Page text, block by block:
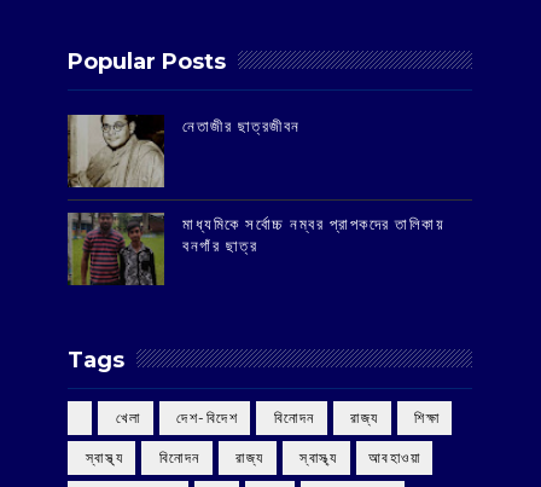
Popular Posts
‌নেতাজীর ছাত্রজীবন
মাধ্যমিকে সর্বোচ্চ নম্বর প্রাপকদের তালিকায়
বনগাঁর ছাত্র
Tags
‌ খেলা ‌ দেশ-বিদেশ ‌ বিনোদন ‌ রাজ্য ‌ শিক্ষা
‌ স্বাস্থ্য ‌ বিনোদন ‌ রাজ্য ‌ স্বাস্থ্য আবহাওয়া